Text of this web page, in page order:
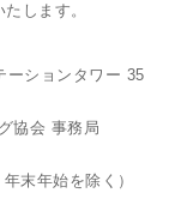
します。
ーションタワー 35
協会 事務局
末年始を除く）